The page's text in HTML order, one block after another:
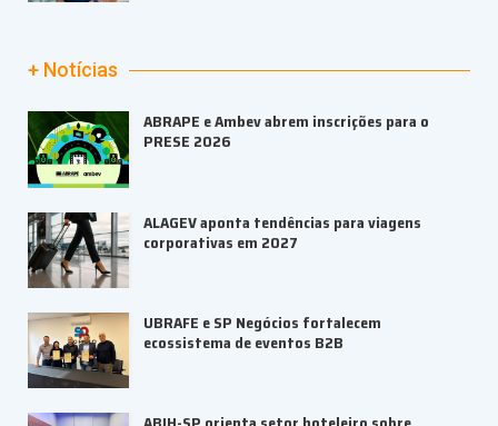
+ Notícias
ABRAPE e Ambev abrem inscrições para o
PRESE 2026
ALAGEV aponta tendências para viagens
corporativas em 2027
UBRAFE e SP Negócios fortalecem
ecossistema de eventos B2B